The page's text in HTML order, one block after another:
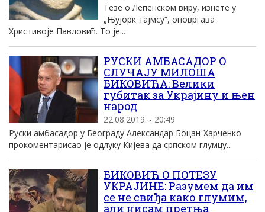
Тезе о Лепенском виру, изнете у
„Њујорк тајмсу“, оповргава
Христивоје Павловић. То је...
РУСКИ АМБАСАДОР О
СЛУЧАЈУ МИЛОША
БИКОВИЋА: Велики
губитак за Украјину и њен
народ
22.08.2019. - 20:49
Руски амбасадор у Београду Александар Боцан-Харченко
прокоментарисао је одлуку Кијева да српском глумцу...
БИКОВИЋ О ПОТЕЗУ
УКРАЈИНЕ: Разумем да им
се не свиђа како глумим,
али нисам претња